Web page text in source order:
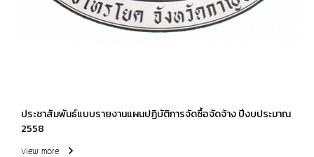
ประชาสัมพันธ์แบบรายงานแผนปฏิบัติการจัดซื้อจัดจ้าง ปีงบประมาณ
2558
View more